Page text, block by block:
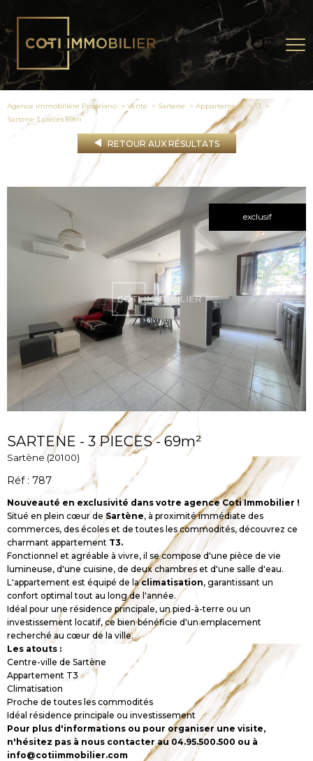
Agence immobilière Propriano Vente Sartene Appartement
T3
sartene 3 pieces 69m
RETOUR AUX RÉSULTATS
exclusif
SARTENE - 3 PIECES - 69m²
Sartène (20100)
Réf : 787
Nouveauté en exclusivité dans votre agence Coti Immobilier !
Situé en plein cœur de Sartène, à proximité immédiate des
commerces, des écoles et de toutes les commodités, découvrez ce
charmant appartement T3.
Fonctionnel et agréable à vivre, il se compose d'une pièce de vie
lumineuse, d'une cuisine, de deux chambres et d'une salle d'eau.
L'appartement est équipé de laclimatisation, garantissant un
confort optimal tout au long de l'année.
Idéal pour une résidence principale, un pied-à-terre ou un
investissement locatif, ce bien bénéficie d'un emplacement
recherché au cœur de la ville.
Les atouts :
Centre-ville de Sartène
Appartement T3
Climatisation
Proche de toutes les commodités
Idéal résidence principale ou investissement
Pour plus d'informations ou pour organiser une visite,
n'hésitez pas à nous contacter au 04.95.500.500 ou à
info@cotiimmobilier.com